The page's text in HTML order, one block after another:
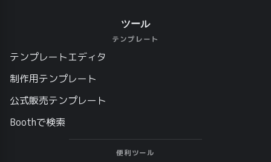
ツール
テンプレート
テンプレートエディタ
制作用テンプレート
公式販売テンプレート
Boothで検索
便利ツール